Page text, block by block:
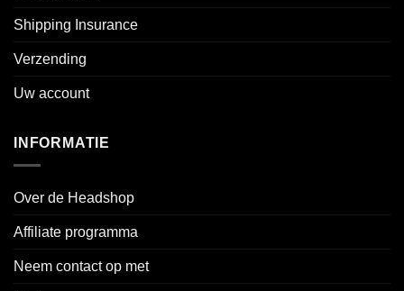
Shipping Insurance
Verzending
Uw account
INFORMATIE
Over de Headshop
Affiliate programma
Neem contact op met